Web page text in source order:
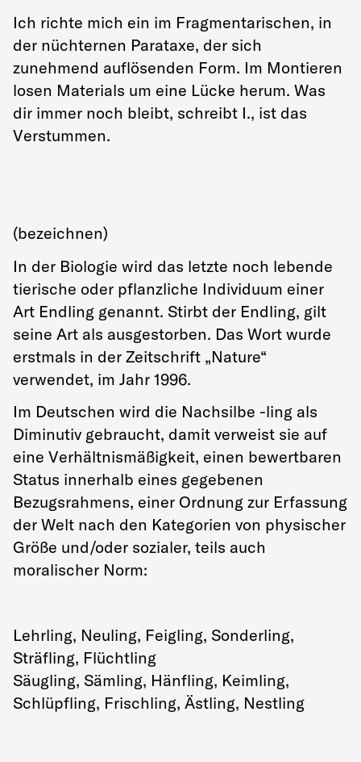
Ich richte mich ein im Fragmentarischen, in
der nüchternen Parataxe, der sich
zunehmend auflösenden Form. Im Montieren
losen Materials um eine Lücke herum. Was
dir immer noch bleibt, schreibt I., ist das
Verstummen.
(bezeichnen)
In der Biologie wird das letzte noch lebende
tierische oder pflanzliche Individuum einer
Art Endling genannt. Stirbt der Endling, gilt
seine Art als ausgestorben. Das Wort wurde
erstmals in der Zeitschrift „Nature“
verwendet, im Jahr 1996.
Im Deutschen wird die Nachsilbe -ling als
Diminutiv gebraucht, damit verweist sie auf
eine Verhältnismäßigkeit, einen bewertbaren
Status innerhalb eines gegebenen
Bezugsrahmens, einer Ordnung zur Erfassung
der Welt nach den Kategorien von physischer
Größe und/oder sozialer, teils auch
moralischer Norm:
Lehrling, Neuling, Feigling, Sonderling,
Sträfling, Flüchtling
Säugling, Sämling, Hänfling, Keimling,
Schlüpfling, Frischling, Ästling, Nestling